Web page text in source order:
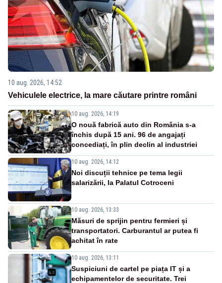
10 aug. 2026, 14:52
Vehiculele electrice, la mare căutare printre români
10 aug. 2026, 14:19
O nouă fabrică auto din România s-a
închis după 15 ani. 96 de angajați
concediați, în plin declin al industriei
10 aug. 2026, 14:12
Noi discuții tehnice pe tema legii
salarizării, la Palatul Cotroceni
10 aug. 2026, 13:33
Măsuri de sprijin pentru fermieri și
transportatori. Carburantul ar putea fi
achitat în rate
10 aug. 2026, 13:11
Suspiciuni de cartel pe piața IT și a
echipamentelor de securitate. Trei